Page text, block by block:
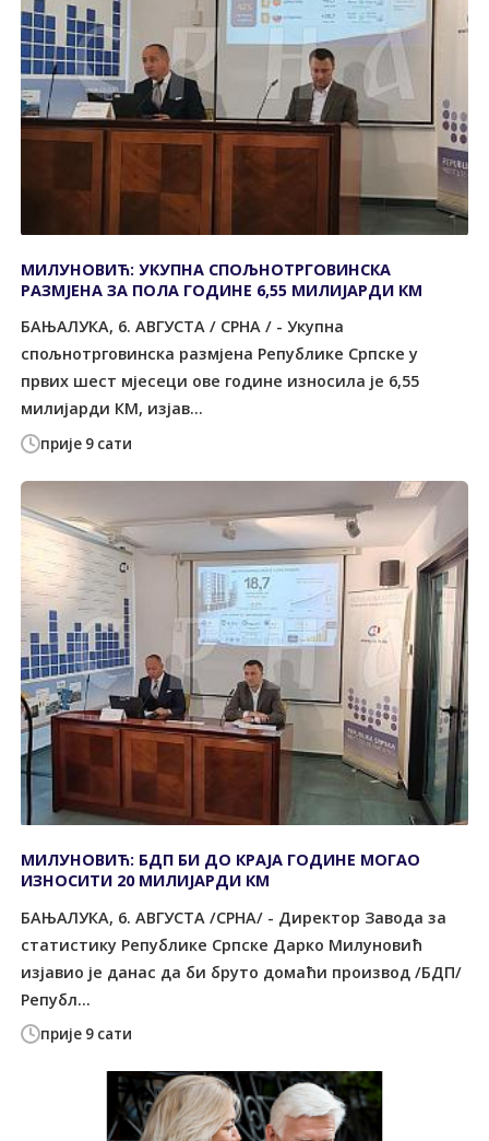
прије 9 сати
МИЛУНОВИЋ: УКУПНА СПОЉНОТРГОВИНСКА
РАЗМЈЕНА ЗА ПОЛА ГОДИНЕ 6,55 МИЛИЈАРДИ КМ
БАЊАЛУКА, 6. АВГУСТА / СРНА / - Укупна
спољнотрговинска размјена Републике Српске у
првих шест мјесеци ове године износила је 6,55
милијарди КМ, изјав...
прије 9 сати
МИЛУНОВИЋ: БДП БИ ДО КРАЈА ГОДИНЕ МОГАО
ИЗНОСИТИ 20 МИЛИЈАРДИ КМ
БАЊАЛУКА, 6. АВГУСТА /СРНА/ - Директор Завода за
статистику Републике Српске Дарко Милуновић
изјавио је данас да би бруто домаћи производ /БДП/
Републ...